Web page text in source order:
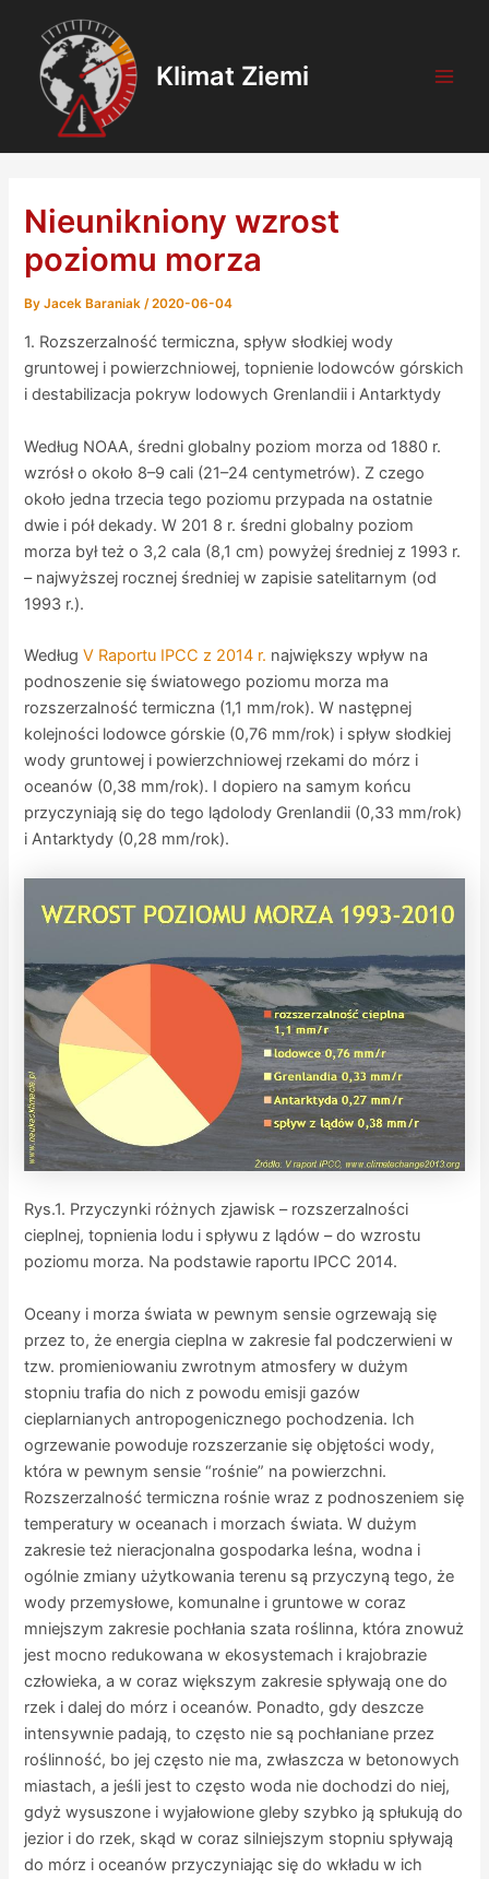
content
Klimat Ziemi
Nieunikniony wzrost
poziomu morza
ByJacek Baraniak/2020-06-04
1. Rozszerzalność termiczna, spływ słodkiej wody
gruntowej i powierzchniowej, topnienie lodowców górskich
i destabilizacja pokryw lodowych Grenlandii i Antarktydy
Według NOAA, średni globalny poziom morza od 1880 r.
wzrósł o około 8–9 cali (21–24 centymetrów). Z czego
około jedna trzecia tego poziomu przypada na ostatnie
dwie i pół dekady. W 201 8 r. średni globalny poziom
morza był też o 3,2 cala (8,1 cm) powyżej średniej z 1993 r.
– najwyższej rocznej średniej w zapisie satelitarnym (od
1993 r.).
WedługV Raportu IPCC z 2014 r. największy wpływ na
podnoszenie się światowego poziomu morza ma
rozszerzalność termiczna (1,1 mm/rok). W następnej
kolejności lodowce górskie (0,76 mm/rok) i spływ słodkiej
wody gruntowej i powierzchniowej rzekami do mórz i
oceanów (0,38 mm/rok). I dopiero na samym końcu
przyczyniają się do tego lądolody Grenlandii (0,33 mm/rok)
i Antarktydy (0,28 mm/rok).
Rys.1. Przyczynki różnych zjawisk – rozszerzalności
cieplnej, topnienia lodu i spływu z lądów – do wzrostu
poziomu morza. Na podstawie raportu IPCC 2014.
Oceany i morza świata w pewnym sensie ogrzewają się
przez to, że energia cieplna w zakresie fal podczerwieni w
tzw. promieniowaniu zwrotnym atmosfery w dużym
stopniu trafia do nich z powodu emisji gazów
cieplarnianych antropogenicznego pochodzenia. Ich
ogrzewanie powoduje rozszerzanie się objętości wody,
która w pewnym sensie “rośnie” na powierzchni.
Rozszerzalność termiczna rośnie wraz z podnoszeniem się
temperatury w oceanach i morzach świata. W dużym
zakresie też nieracjonalna gospodarka leśna, wodna i
ogólnie zmiany użytkowania terenu są przyczyną tego, że
wody przemysłowe, komunalne i gruntowe w coraz
mniejszym zakresie pochłania szata roślinna, która znowuż
jest mocno redukowana w ekosystemach i krajobrazie
człowieka, a w coraz większym zakresie spływają one do
rzek i dalej do mórz i oceanów. Ponadto, gdy deszcze
intensywnie padają, to często nie są pochłaniane przez
roślinność, bo jej często nie ma, zwłaszcza w betonowych
miastach, a jeśli jest to często woda nie dochodzi do niej,
gdyż wysuszone i wyjałowione gleby szybko ją spłukują do
jezior i do rzek, skąd w coraz silniejszym stopniu spływają
do mórz i oceanów przyczyniając się do wkładu w ich
navigation